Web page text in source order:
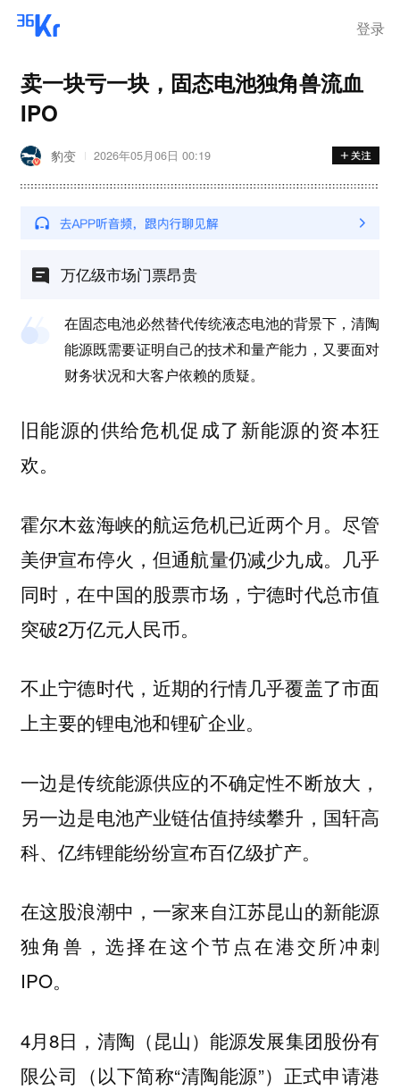
登录
卖一块亏一块，固态电池独角兽流血
IPO
豹变 2026年05月06日 00:19
万亿级市场门票昂贵
在固态电池必然替代传统液态电池的背景下，清陶
能源既需要证明自己的技术和量产能力，又要面对
财务状况和大客户依赖的质疑。
旧能源的供给危机促成了新能源的资本狂
欢。
霍尔木兹海峡的航运危机已近两个月。尽管
美伊宣布停火，但通航量仍减少九成。几乎
同时，在中国的股票市场，宁德时代总市值
突破2万亿元人民币。
不止宁德时代，近期的行情几乎覆盖了市面
上主要的锂电池和锂矿企业。
一边是传统能源供应的不确定性不断放大，
另一边是电池产业链估值持续攀升，国轩高
科、亿纬锂能纷纷宣布百亿级扩产。
在这股浪潮中，一家来自江苏昆山的新能源
独角兽，选择在这个节点在港交所冲刺
IPO。
4月8日，清陶（昆山）能源发展集团股份有
限公司（以下简称“清陶能源”）正式申请港